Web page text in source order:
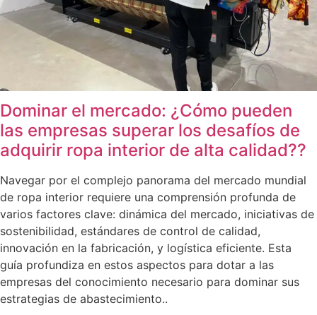
Dominar el mercado: ¿Cómo pueden
las empresas superar los desafíos de
adquirir ropa interior de alta calidad??
Navegar por el complejo panorama del mercado mundial
de ropa interior requiere una comprensión profunda de
varios factores clave: dinámica del mercado, iniciativas de
sostenibilidad, estándares de control de calidad,
innovación en la fabricación, y logística eficiente. Esta
guía profundiza en estos aspectos para dotar a las
empresas del conocimiento necesario para dominar sus
estrategias de abastecimiento..